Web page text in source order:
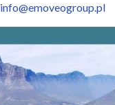
info@emoveogroup.pl